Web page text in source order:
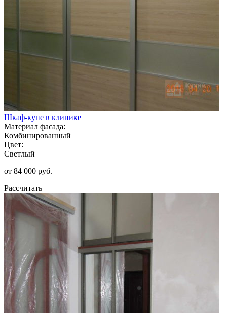
Шкаф-купе в клинике
Материал фасада:
Комбинированный
Цвет:
Светлый
от 84 000 руб.
Рассчитать